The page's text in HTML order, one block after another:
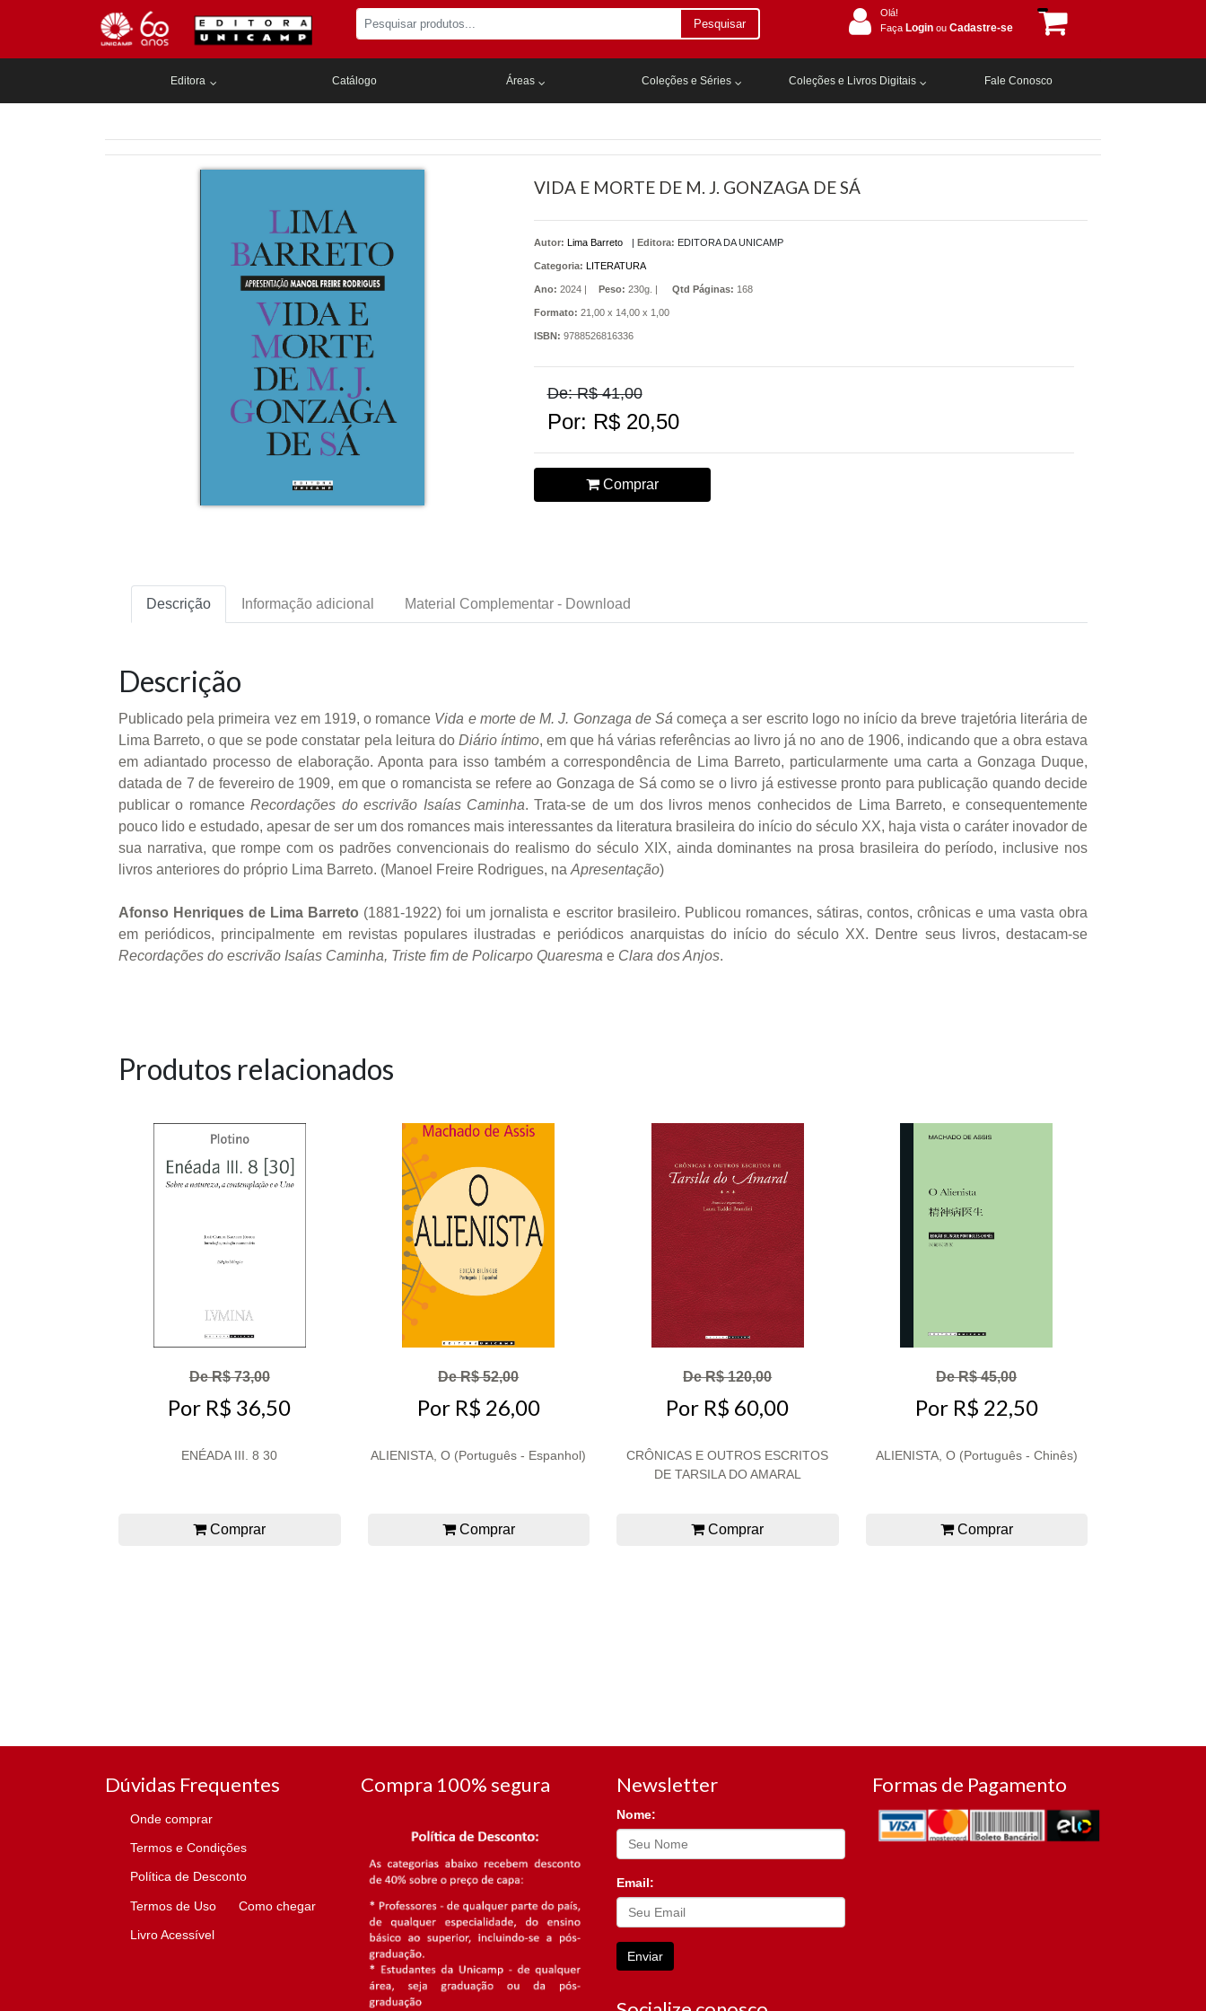
Pesquisar
Olá!
Faça Login ou Cadastre-se
Editora Catálogo Áreas Coleções e Séries Coleções e Livros Digitais Fale Conosco
VIDA E MORTE DE M. J. GONZAGA DE SÁ
Autor: Lima Barreto | Editora: EDITORA DA UNICAMP
Categoria: LITERATURA
Ano: 2024 | Peso: 230g. | Qtd Páginas: 168
Formato: 21,00 x 14,00 x 1,00
ISBN: 9788526816336
De: R$ 41,00
Por: R$ 20,50
Comprar
Descrição Informação adicional Material Complementar - Download
Descrição
Publicado pela primeira vez em 1919, o romance Vida e morte de M. J. Gonzaga de Sá começa a ser escrito logo no início da breve trajetória literária de
Lima Barreto, o que se pode constatar pela leitura do Diário íntimo, em que há várias referências ao livro já no ano de 1906, indicando que a obra estava
em adiantado processo de elaboração. Aponta para isso também a correspondência de Lima Barreto, particularmente uma carta a Gonzaga Duque,
datada de 7 de fevereiro de 1909, em que o romancista se refere ao Gonzaga de Sá como se o livro já estivesse pronto para publicação quando decide
publicar o romanceRecordações do escrivão Isaías Caminha. Trata-se de um dos livros menos conhecidos de Lima Barreto, e consequentemente
pouco lido e estudado, apesar de ser um dos romances mais interessantes da literatura brasileira do início do século XX, haja vista o caráter inovador de
sua narrativa, que rompe com os padrões convencionais do realismo do século XIX, ainda dominantes na prosa brasileira do período, inclusive nos
livros anteriores do próprio Lima Barreto. (Manoel Freire Rodrigues, na Apresentação)
Afonso Henriques de Lima Barreto (1881-1922) foi um jornalista e escritor brasileiro. Publicou romances, sátiras, contos, crônicas e uma vasta obra
em periódicos, principalmente em revistas populares ilustradas e periódicos anarquistas do início do século XX. Dentre seus livros, destacam-se
Recordações do escrivão Isaías Caminha, Triste fim de Policarpo Quaresma e Clara dos Anjos.
Produtos relacionados
De R$ 73,00
Por R$ 36,50
ENÉADA III. 8 30
Comprar
De R$ 52,00
Por R$ 26,00
ALIENISTA, O (Português - Espanhol)
Comprar
De R$ 120,00
Por R$ 60,00
CRÔNICAS E OUTROS ESCRITOS
DE TARSILA DO AMARAL
Comprar
De R$ 45,00
Por R$ 22,50
ALIENISTA, O (Português - Chinês)
Comprar
Dúvidas Frequentes
Onde comprar
Termos e Condições
Política de Desconto
Termos de Uso Como chegar
Livro Acessível
Compra 100% segura Newsletter
Nome:
Email:
Enviar
Formas de Pagamento